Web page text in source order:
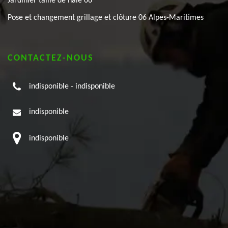
Pose et changement grillage et clôture 06 Alpes-Maritimes
CONTACTEZ-NOUS
indisponible - indisponible
indisponible
indisponible